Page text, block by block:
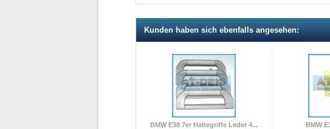
Kunden haben sich ebenfalls angesehen:
BMW E38 7er Haltegriffe Leder 4... BMW